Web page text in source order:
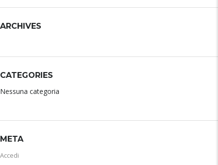
ARCHIVES
CATEGORIES
Nessuna categoria
META
Accedi